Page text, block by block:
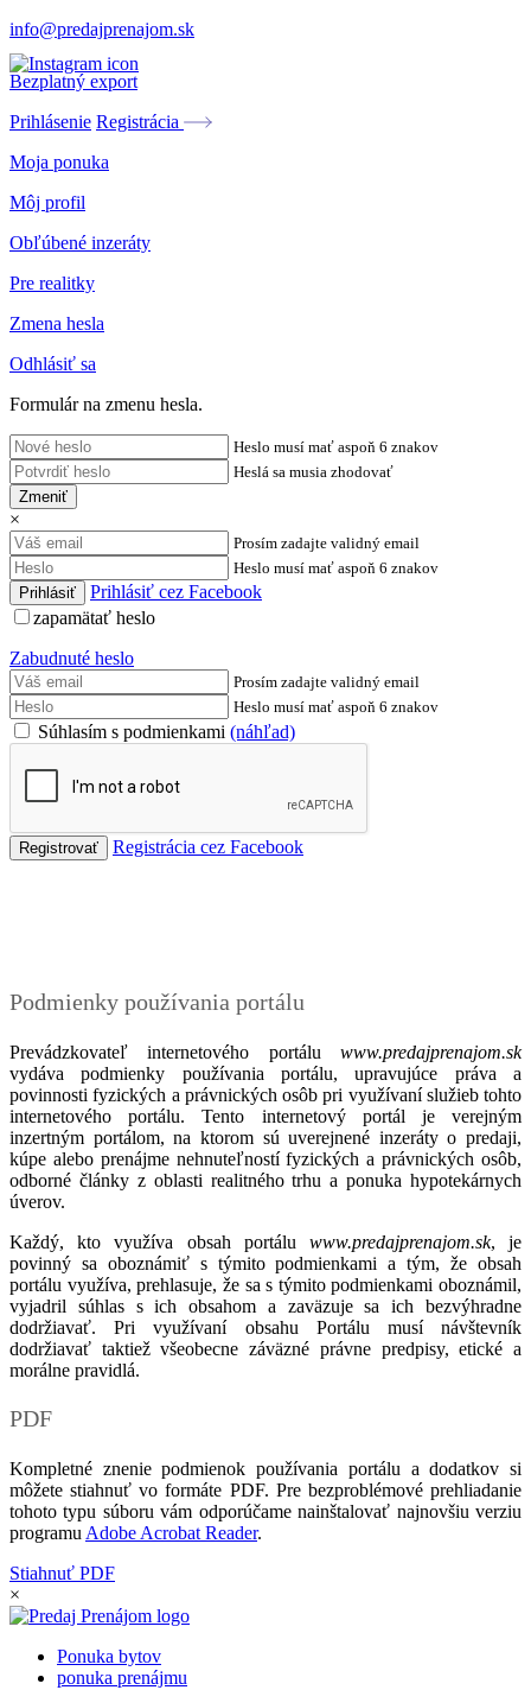
info@predajprenajom.sk
Bezplatný export
Prihlásenie Registrácia
Moja ponuka
Môj profil
Obľúbené inzeráty
Pre realitky
Zmena hesla
Odhlásiť sa
Formulár na zmenu hesla.
Heslo musí mať aspoň 6 znakov
Heslá sa musia zhodovať
Zmeniť
×
Prosím zadajte validný email
Heslo musí mať aspoň 6 znakov
Prihlásiť cez Facebook
zapamätať heslo
Zabudnuté heslo
Prosím zadajte validný email
Heslo musí mať aspoň 6 znakov
Súhlasím s podmienkami (náhľad)
Registrácia cez Facebook
Podmienky používania portálu
Prevádzkovateľ internetového portálu www.predajprenajom.sk
vydáva podmienky používania portálu, upravujúce práva a
povinnosti fyzických a právnických osôb pri využívaní služieb tohto
internetového portálu. Tento internetový portál je verejným
inzertným portálom, na ktorom sú uverejnené inzeráty o predaji,
kúpe alebo prenájme nehnuteľností fyzických a právnických osôb,
odborné články z oblasti realitného trhu a ponuka hypotekárnych
úverov.
Každý, kto využíva obsah portálu www.predajprenajom.sk, je
povinný sa oboznámiť s týmito podmienkami a tým, že obsah
portálu využíva, prehlasuje, že sa s týmito podmienkami oboznámil,
vyjadril súhlas s ich obsahom a zaväzuje sa ich bezvýhradne
dodržiavať. Pri využívaní obsahu Portálu musí návštevník
dodržiavať taktiež všeobecne záväzné právne predpisy, etické a
morálne pravidlá.
PDF
Kompletné znenie podmienok používania portálu a dodatkov si
môžete stiahnuť vo formáte PDF. Pre bezproblémové prehliadanie
tohoto typu súboru vám odporúčame nainštalovať najnovšiu verziu
programu Adobe Acrobat Reader.
Stiahnuť PDF
×
Ponuka bytov
ponuka prenájmu